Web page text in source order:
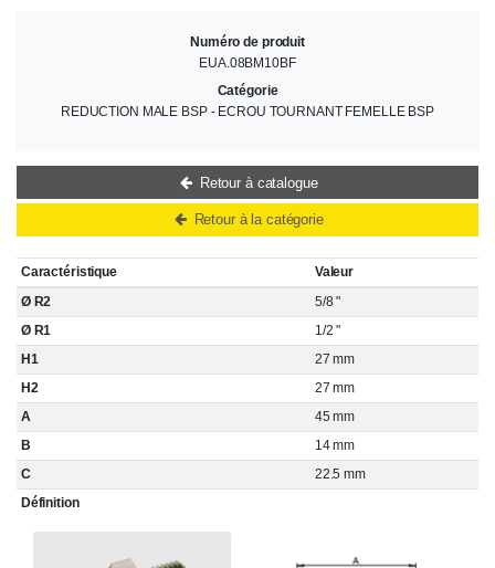
Caractéristique
Valeur
Ø R2
5/8 "
Ø R1
1/2 "
H1
27 mm
H2
27 mm
A
45 mm
B
14 mm
C
22.5 mm
Définition
Numéro de produit
EUA.08BM10BF
Catégorie
REDUCTION MALE BSP - ECROU TOURNANT FEMELLE BSP
Retour à catalogue
Retour à la catégorie